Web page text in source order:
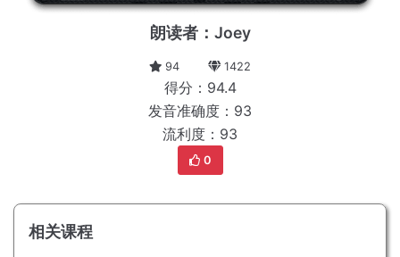
朗读者：Joey
94 1422
得分：94.4
发音准确度：93
流利度：93
0
相关课程